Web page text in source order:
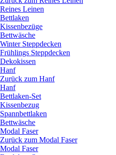
Reines Leinen
Bettlaken
Kissenbezüge
Bettwäsche
Winter Steppdecken
Frühlings Steppdecken
Dekokissen
Hanf
Zurück zum Hanf
Hanf
Bettlaken-Set
Kissenbezug
Spannbettlaken
Bettwäsche
Modal Faser
Zurück zum Modal Faser
Modal Faser